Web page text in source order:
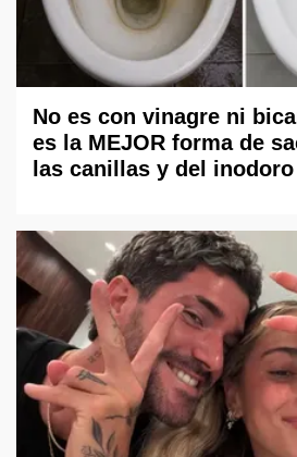
No es con vinagre ni
es la MEJOR forma de
las canillas y del inodoro